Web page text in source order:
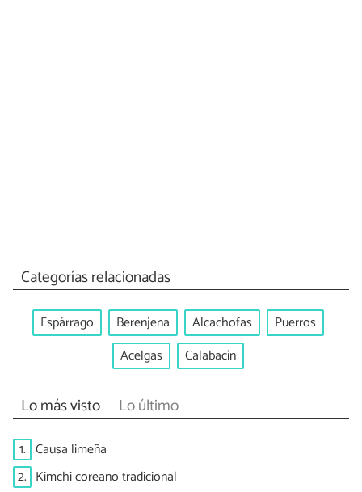
Categorías relacionadas
Espárrago Berenjena Alcachofas
Puerros
Acelgas
Calabacín
Lo más visto Lo último
1. Causa limeña
2. Kimchi coreano tradicional